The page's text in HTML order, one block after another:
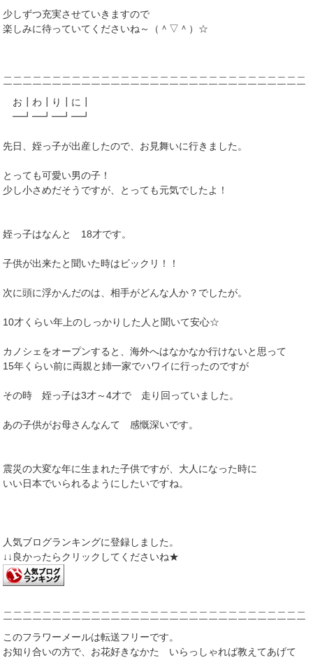
少しずつ充実させていきますので
楽しみに待っていてくださいね～（＾▽＾）☆
￣￣￣￣￣￣￣￣￣￣￣￣￣￣￣￣￣￣￣￣￣￣￣￣￣￣￣￣￣￣￣
お┃わ┃り┃に┃
━┛━┛━┛━┛
先日、姪っ子が出産したので、お見舞いに行きました。
とっても可愛い男の子！
少し小さめだそうですが、とっても元気でしたよ！
姪っ子はなんと 18才です。
子供が出来たと聞いた時はビックリ！！
次に頭に浮かんだのは、相手がどんな人か？でしたが。
10才くらい年上のしっかりした人と聞いて安心☆
カノシェをオープンすると、海外へはなかなか行けないと思って
15年くらい前に両親と姉一家でハワイに行ったのですが
その時 姪っ子は3才～4才で 走り回っていました。
あの子供がお母さんなんて 感慨深いです。
震災の大変な年に生まれた子供ですが、大人になった時に
いい日本でいられるようにしたいですね。
人気ブログランキングに登録しました。
↓↓良かったらクリックしてくださいね★
￣￣￣￣￣￣￣￣￣￣￣￣￣￣￣￣￣￣￣￣￣￣￣￣￣￣￣￣￣￣￣
このフラワーメールは転送フリーです。
お知り合いの方で、お花好きなかた いらっしゃれば教えてあげて